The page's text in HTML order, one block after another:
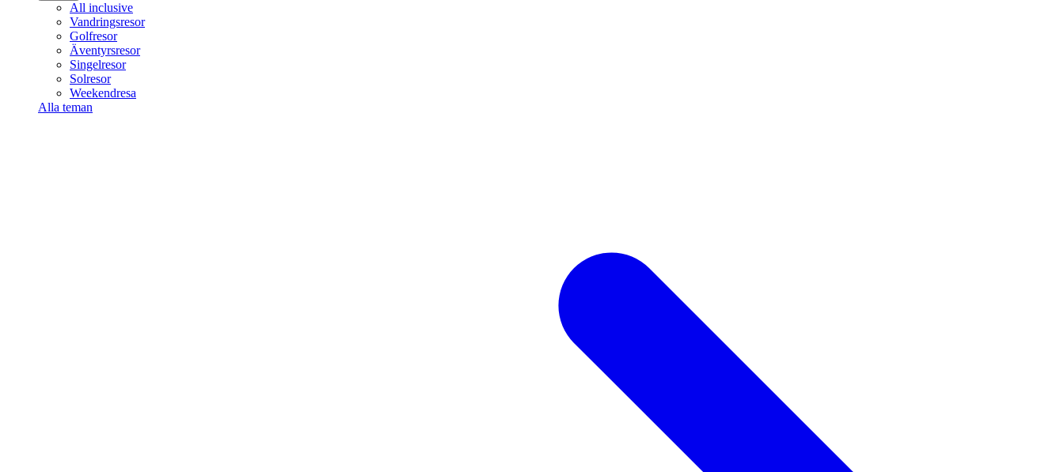
All inclusive
Vandringsresor
Golfresor
Äventyrsresor
Singelresor
Solresor
Weekendresa
Alla teman